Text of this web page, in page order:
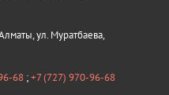
ул. Муратбаева,
68 ;+7 (727) 970-96-68